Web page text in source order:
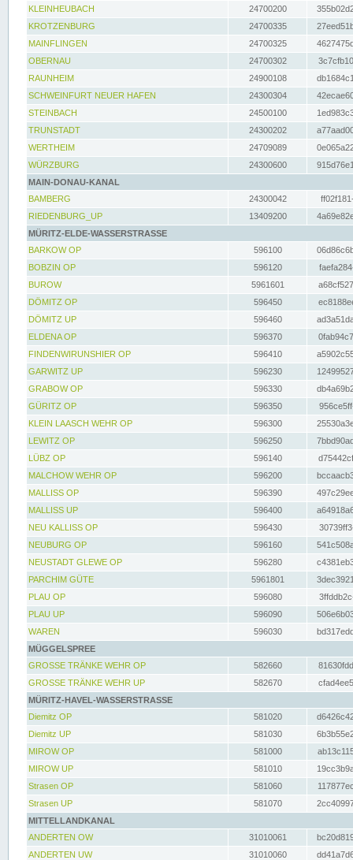
KLEINHEUBACH 24700200
KROTZENBURG
24700335
MAINFLINGEN
24700325
OBERNAU
24700302
RAUNHEIM
24900108
SCHWEINFURT NEUER HAFEN
24300304
STEINBACH
24500100
TRUNSTADT
24300202
WERTHEIM
24709089
WÜRZBURG
24300600
MAIN-DONAU-KANAL
BAMBERG
24300042
RIEDENBURG_UP
13409200
MÜRITZ-ELDE-WASSERSTRASSE
BARKOW OP
596100
BOBZIN OP
596120
BUROW
5961601
DÖMITZ OP
596450
DÖMITZ UP
596460
ELDENA OP
596370
FINDENWIRUNSHIER OP
596410
GARWITZ UP
596230
GRABOW OP
596330
GÜRITZ OP
596350
KLEIN LAASCH WEHR OP
596300
LEWITZ OP
596250
LÜBZ OP
596140
MALCHOW WEHR OP
596200
MALLISS OP
596390
MALLISS UP
596400
NEU KALLISS OP
596430
NEUBURG OP
596160
NEUSTADT GLEWE OP
596280
PARCHIM GÜTE
5961801
PLAU OP
596080
PLAU UP
596090
WAREN
596030
MÜGGELSPREE
GROSSE TRÄNKE WEHR OP
582660
GROSSE TRÄNKE WEHR UP
582670
MÜRITZ-HAVEL-WASSERSTRASSE
Diemitz OP
581020
Diemitz UP
581030
MIROW OP
581000
MIROW UP
581010
Strasen OP
581060
Strasen UP
581070
MITTELLANDKANAL
ANDERTEN OW
31010061
ANDERTEN UW
31010060